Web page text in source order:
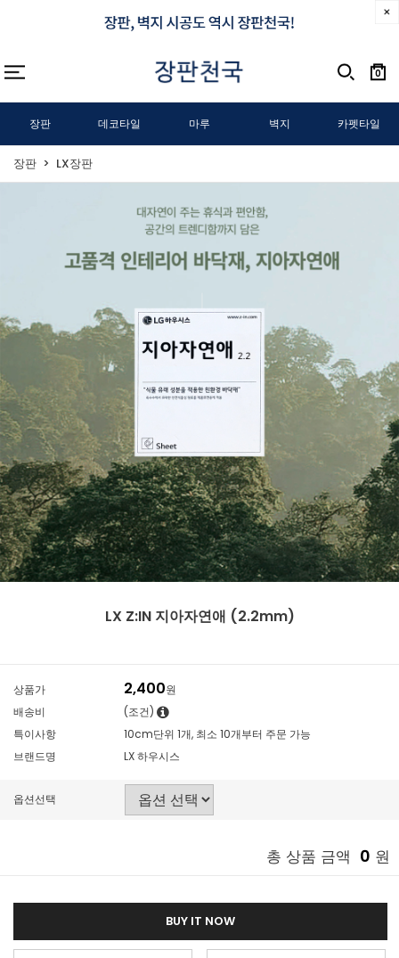
0
장판 데코타일 마루 벽지 카펫타일
장판 LX장판
LX Z:IN 지아자연애 (2.2mm)
상품가 2,400원
배송비
(조건)
특이사항
10cm단위 1개, 최소 10개부터 주문 가능
브랜드명
LX 하우시스
옵션선택
총 상품 금액 0 원
BUY IT NOW